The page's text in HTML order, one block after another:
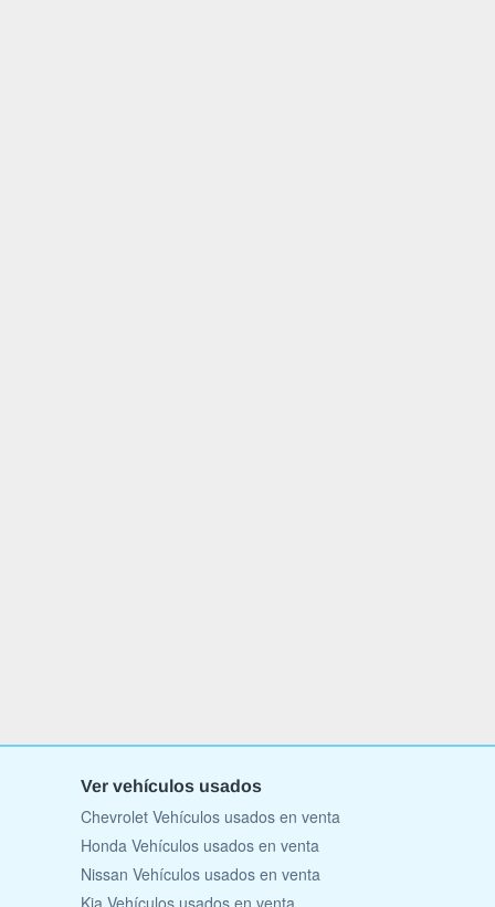
Ver vehículos usados
Chevrolet Vehículos usados en venta
Honda Vehículos usados en venta
Nissan Vehículos usados en venta
Kia Vehículos usados en venta